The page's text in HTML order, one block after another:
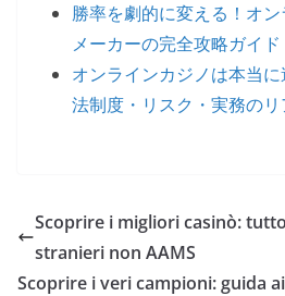
勝率を劇的に変える！オ
メーカーの完全攻略ガイド
オンラインカジノは本当
法制度・リスク・実務の
Scoprire i migliori casinò:
stranieri non AAMS
Scoprire i veri campioni: guida